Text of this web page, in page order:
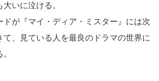
いに泣ける。
ドが『マイ・ディア・ミスター』には次
て、見ている人を最良のドラマの世界に